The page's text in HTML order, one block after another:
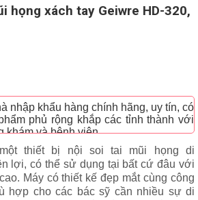
họng xách tay Geiwre HD-320,
nhập khẩu hàng chính hãng, uy tín, có
phủ rộng khắp các tỉnh thành với
khám và bệnh viện
thiết bị nội soi tai mũi họng di
lợi, có thể sử dụng tại bất cứ đâu với
Máy có thiết kế đẹp mắt cùng công
hợp cho các bác sỹ cần nhiều sự di